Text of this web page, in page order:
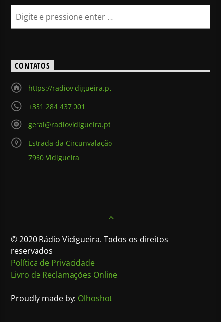
CONTATOS
https://radiovidigueira.pt
+351 284 437 001
geral@radiovidigueira.pt
Estrada da Circunvalação
7960 Vidigueira
© 2020 Rádio Vidigueira. Todos os direitos
reservados
Política de Privacidade
Livro de Reclamações Online
Proudly made by: Olhoshot